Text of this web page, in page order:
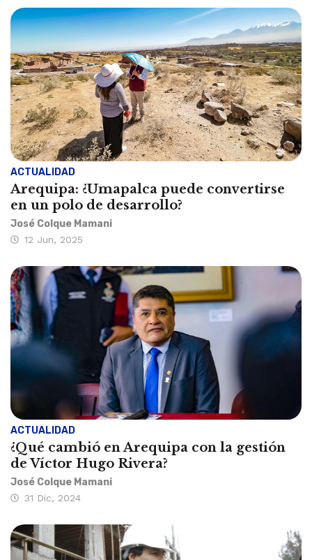
ACTUALIDAD
Arequipa: ¿Umapalca puede convertirse
en un polo de desarrollo?
José Colque Mamani
12 Jun, 2025
ACTUALIDAD
¿Qué cambió en Arequipa con la gestión
de Víctor Hugo Rivera?
José Colque Mamani
31 Dic, 2024